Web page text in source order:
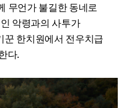
무언가 불길한 동네로
악령과의 사투가
꾼 한치원에서 전우치급
다.